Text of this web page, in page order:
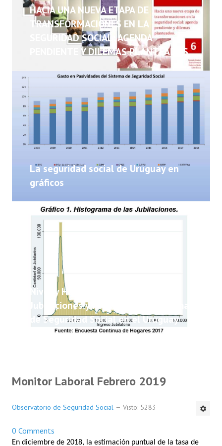
NOTICIAS
HACIA UNA NUEVA ETAPA DE
TRANSFORMACIONES EN LA
SEGURIDAD SOCIAL: AGENDA
PENDIENTE Y DILEMAS PLANTEADOS
La seguridad social de Uruguay en
gráficos
Nivel y Heterogeneidad de las
Jubilaciones y Pensiones del Sistema
de Seguridad Social en el Uruguay
Monitor Laboral Febrero 2019
Observatorio de Seguridad Social Visto: 5283
0 Comments
En diciembre de 2018, la estimación puntual de la tasa de